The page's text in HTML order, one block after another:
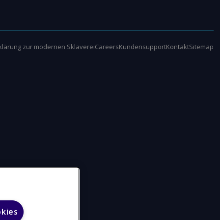
zur modernen SklavereiCareersKundensupportKontaktSitemap